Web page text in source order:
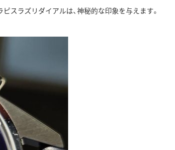
スラズリダイアルは、神秘的な印象を与えます。